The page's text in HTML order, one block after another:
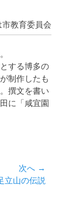
市教育委員会
する博多の
制作したも
撰文を書い
に「咸宜園
次へ →
立山の伝説